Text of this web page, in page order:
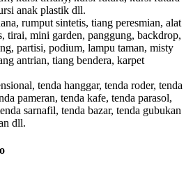
anak plastik dll.
rumput sintetis, tiang peresmian, alat
tirai, mini garden, panggung, backdrop,
partisi, podium, lampu taman, misty
antrian, tiang bendera, karpet
tenda hanggar, tenda roder, tenda
pameran, tenda kafe, tenda parasol,
sarnafil, tenda bazar, tenda gubukan
dll.